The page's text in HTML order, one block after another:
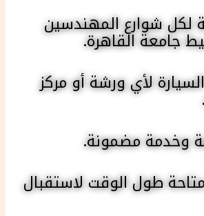
لكل شوارع المهندسين
جامعة القاهرة.
لأي ورشة أو مركز
وخدمة مضمونة.
طول الوقت لاستقبال